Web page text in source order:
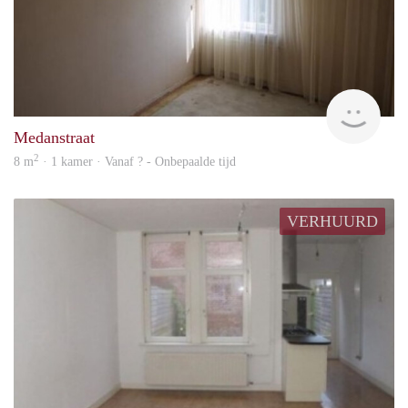
Medanstraat
8 m2 · 1 kamer · Vanaf ? - Onbepaalde tijd
VERHUURD